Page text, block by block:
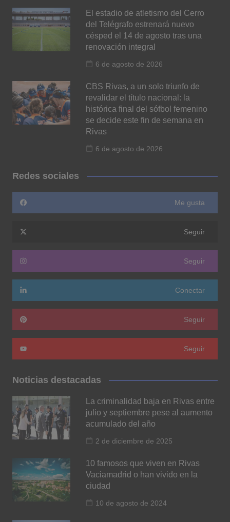
El estadio de atletismo del Cerro
del Telégrafo estrenará nuevo
césped el 14 de agosto tras una
renovación integral
6 de agosto de 2026
CBS Rivas, a un solo triunfo de
revalidar el título nacional: la
histórica final del sófbol femenino
se decide este fin de semana en
Rivas
6 de agosto de 2026
Redes sociales
Me gusta
Seguir
Seguir
Conectar
Seguir
Seguir
Noticias destacadas
La criminalidad baja en Rivas entre
julio y septiembre pese al aumento
acumulado del año
2 de diciembre de 2025
10 famosos que viven en Rivas
Vaciamadrid o han vivido en la
ciudad
10 de agosto de 2024